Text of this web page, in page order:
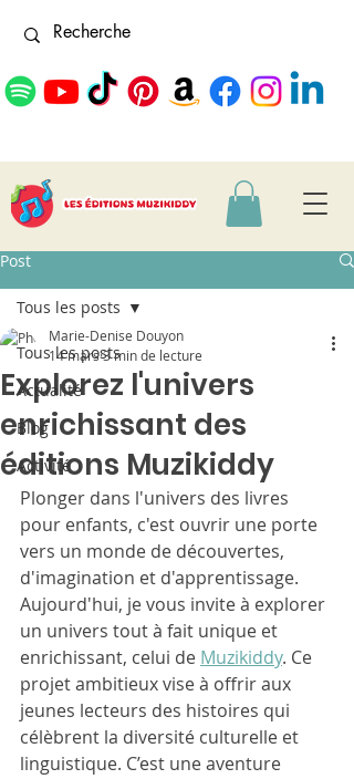
Post
Tous les posts
Actualité
Blog
Activité
Tous les posts
Explorez l'univers
enrichissant des
éditions Muzikiddy
Marie-Denise Douyon
14 mars3 min de lecture
Plonger dans l'univers des livres
pour enfants, c'est ouvrir une porte
vers un monde de découvertes,
d'imagination et d'apprentissage.
Aujourd'hui, je vous invite à explorer
un univers tout à fait unique et
enrichissant, celui de Muzikiddy. Ce
projet ambitieux vise à offrir aux
jeunes lecteurs des histoires qui
célèbrent la diversité culturelle et
linguistique. C’est une aventure